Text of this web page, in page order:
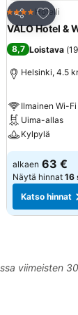
Jaa
Lisää
4 Tähtiluokitus
Hotelli
VALO Hotel &
8,7 Loistava (
Helsinki, 4.5
Ilmainen Wi-Fi
Uima-allas
Kylpylä
alkaen 63 €
Näytä hinnat 16
Katso hinnat
viimeisten